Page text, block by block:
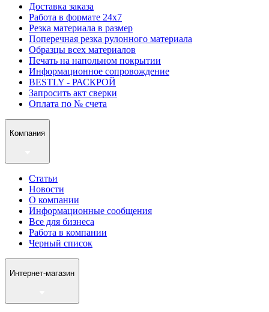
Доставка заказа
Работа в формате 24х7
Резка материала в размер
Поперечная резка рулонного материала
Образцы всех материалов
Печать на напольном покрытии
Информационное сопровождение
BESTLY - РАСКРОЙ
Запросить акт сверки
Оплата по № счета
Компания
Статьи
Новости
О компании
Информационные сообщения
Все для бизнеса
Работа в компании
Черный список
Интернет-магазин